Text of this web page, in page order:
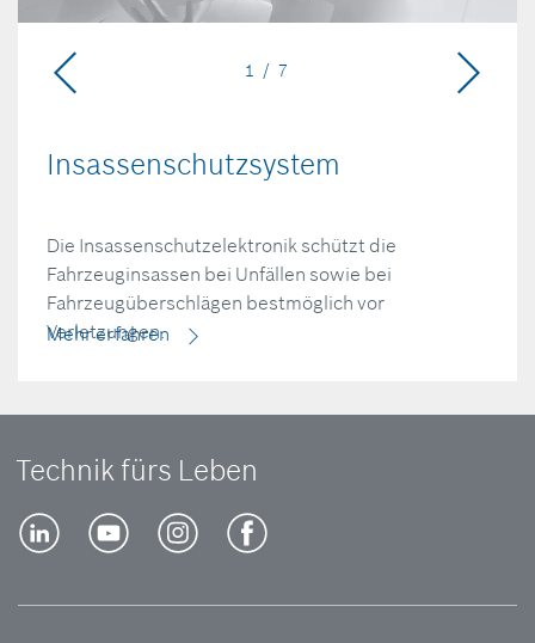
Insassenschutzsystem
Die Insassenschutzelektronik schützt die
Fahrzeuginsassen bei Unfällen sowie bei
Fahrzeugüberschlägen bestmöglich vor
Verletzungen.
Mehr erfahren
1 / 7
Technik fürs Leben